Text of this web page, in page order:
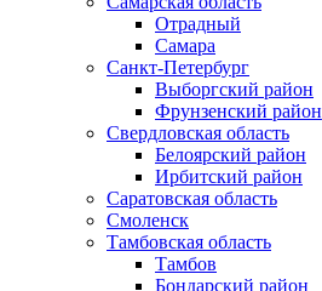
Отрадный
Самара
Санкт-Петербург
Выборгский район
Фрунзенский район
Свердловская область
Белоярский район
Ирбитский район
Саратовская область
Смоленск
Тамбовская область
Тамбов
Бондарский район